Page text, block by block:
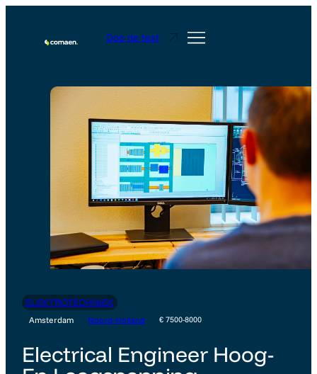
Doe de test
ELEKTROTECHNIEK
Amsterdam Noord-Holland € 7500-8000
Electrical Engineer Hoog-